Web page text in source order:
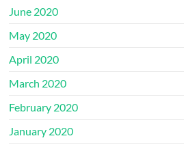
June 2020
May 2020
April 2020
March 2020
February 2020
January 2020